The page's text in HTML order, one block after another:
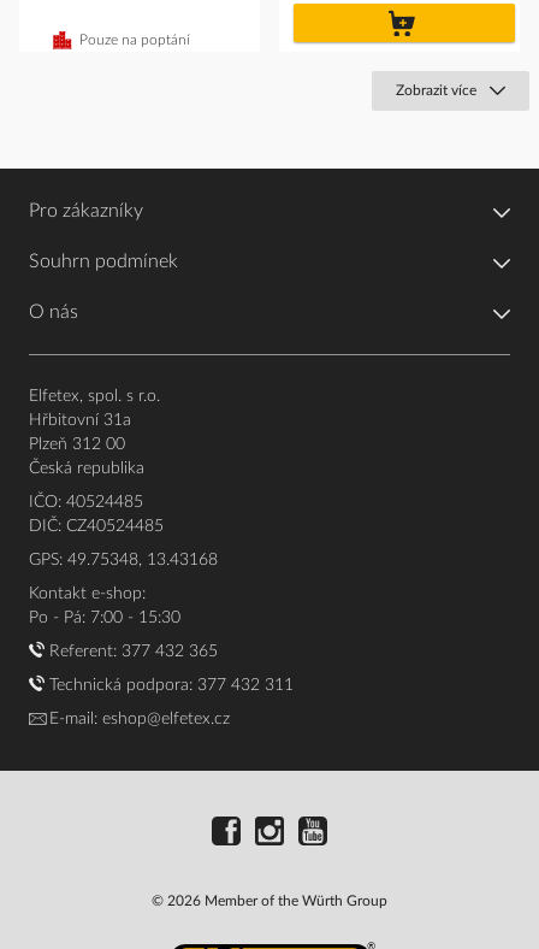
Pouze na poptání
Zobrazit více
Pro zákazníky
Souhrn podmínek
O nás
Elfetex, spol. s r.o.
Hřbitovní 31a
Plzeň 312 00
Česká republika
IČO: 40524485
DIČ: CZ40524485
GPS: 49.75348, 13.43168
Kontakt e-shop:
Po - Pá: 7:00 - 15:30
Referent: 377 432 365
Technická podpora: 377 432 311
E-mail: eshop@elfetex.cz
© 2026 Member of the Würth Group